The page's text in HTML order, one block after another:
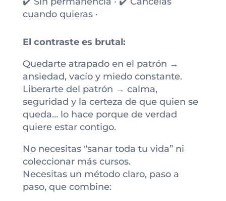
cuando quieras ·
El contraste es brutal:
Quedarte atrapado en el patrón →
ansiedad, vacío y miedo constante.
Liberarte del patrón → calma,
seguridad y la certeza de que quien se
queda… lo hace porque de verdad
quiere estar contigo.
No necesitas “sanar toda tu vida” ni
coleccionar más cursos.
Necesitas un método claro, paso a
paso, que combine: